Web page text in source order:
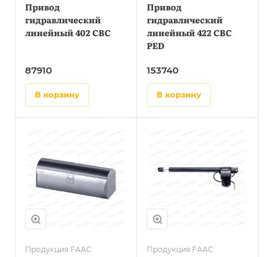
Привод
гидравлический
линейный 402 CBC
87910
в корзину
Привод
гидравлический
линейный 422 CBC
PED
153740
в корзину
Продукция FAAC Продукция FAAC